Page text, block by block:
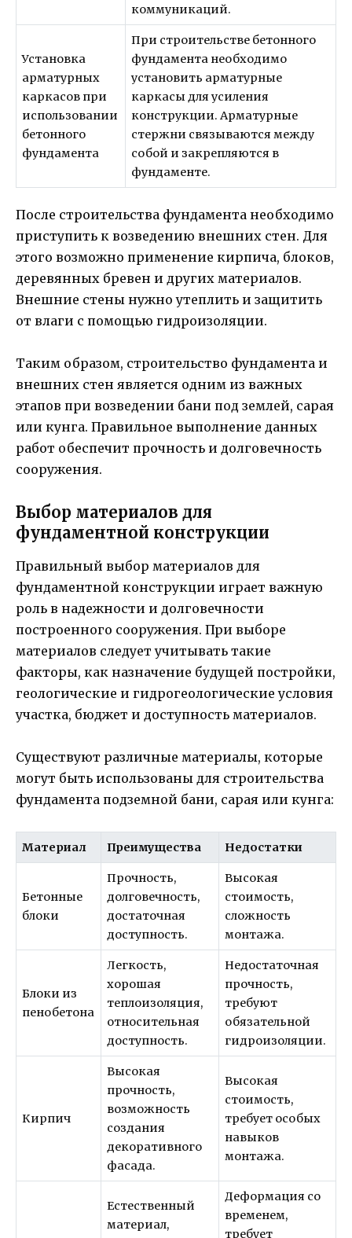
коммуникаций.
Установка
арматурных
каркасов при
использовании
бетонного
фундамента
При строительстве бетонного
фундамента необходимо
установить арматурные
каркасы для усиления
конструкции. Арматурные
стержни связываются между
собой и закрепляются в
фундаменте.
После строительства фундамента необходимо
приступить к возведению внешних стен. Для
этого возможно применение кирпича, блоков,
деревянных бревен и других материалов.
Внешние стены нужно утеплить и защитить
от влаги с помощью гидроизоляции.
Таким образом, строительство фундамента и
внешних стен является одним из важных
этапов при возведении бани под землей, сарая
или кунга. Правильное выполнение данных
работ обеспечит прочность и долговечность
сооружения.
Выбор материалов для
фундаментной конструкции
Правильный выбор материалов для
фундаментной конструкции играет важную
роль в надежности и долговечности
построенного сооружения. При выборе
материалов следует учитывать такие
факторы, как назначение будущей постройки,
геологические и гидрогеологические условия
участка, бюджет и доступность материалов.
Существуют различные материалы, которые
могут быть использованы для строительства
фундамента подземной бани, сарая или кунга:
Материал Преимущества Недостатки
Бетонные
блоки
Прочность,
долговечность,
достаточная
доступность.
Высокая
стоимость,
сложность
монтажа.
Блоки из
пенобетона
Легкость,
хорошая
теплоизоляция,
относительная
доступность.
Недостаточная
прочность,
требуют
обязательной
гидроизоляции.
Кирпич
Высокая
прочность,
возможность
создания
декоративного
фасада.
Высокая
стоимость,
требует особых
навыков
монтажа.
Естественный
материал,
Деформация со
временем,
требует